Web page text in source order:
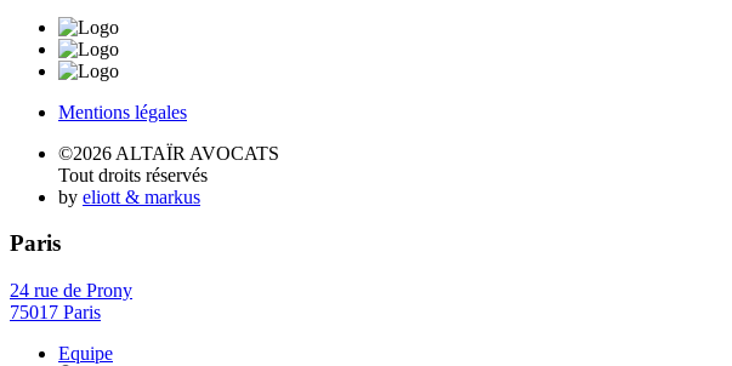
Mentions légales
©2026 ALTAÏR AVOCATS
Tout droits réservés
by eliott & markus
Paris
24 rue de Prony
75017 Paris
Equipe